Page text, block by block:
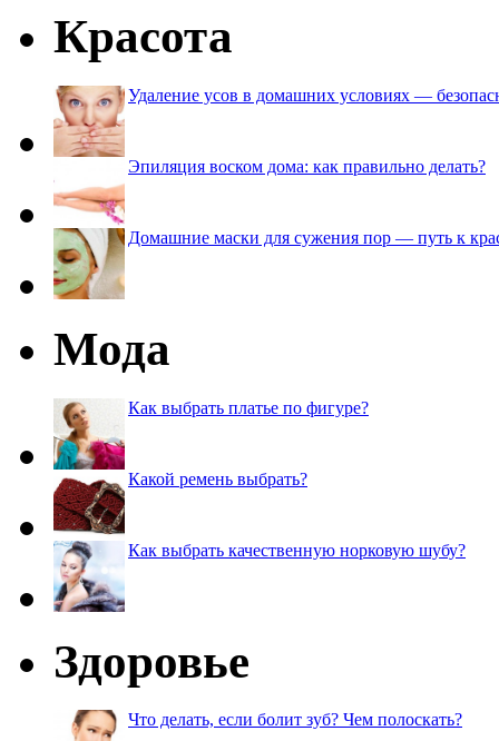
Красота
Удаление усов в домашних условиях —
Эпиляция воском дома: как правильно делать?
Домашние маски для сужения пор — путь к
Мода
Как выбрать платье по фигуре?
Какой ремень выбрать?
Как выбрать качественную норковую шубу?
Здоровье
Что делать, если болит зуб? Чем полоскать?